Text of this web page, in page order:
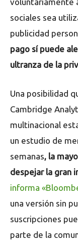
sociales sea
publicidad
pago sí puede
ultranza de la
Una posibilidad
Cambridge
multinacional
un estudio de
semanas, la
despejar la gran
informa
una versión sin
suscripciones
parte de la